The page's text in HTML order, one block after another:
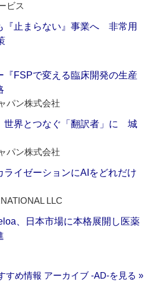
ビス
『止まらない』事業へ 非常用
『FSPで変える臨床開発の生産
パン株式会社
世界とつなぐ「翻訳者」に 城
パン株式会社
イゼーションにAIをどれだけ
LLC
、日本市場に本格展開し医薬
すめ情報 アーカイブ ‐AD‐を見る »